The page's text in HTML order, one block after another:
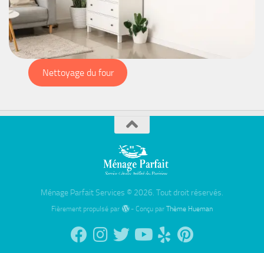
Nettoyage du four
Ménage Parfait Services © 2026. Tout droit réservés.
Fièrement propulsé par - Conçu par Thème Hueman